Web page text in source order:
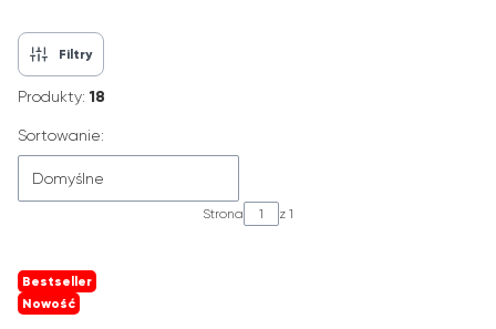
Filtry
Produkty:18
Lista produktów
Sortowanie:
Domyślne
Strona z 1
Bestseller
Nowość